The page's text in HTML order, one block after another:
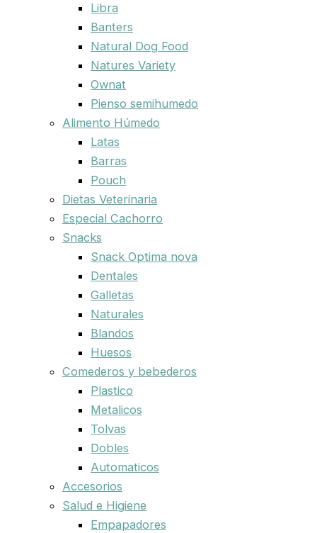
Libra
Banters
Natural Dog Food
Natures Variety
Ownat
Pienso semihumedo
Alimento Húmedo
Latas
Barras
Pouch
Dietas Veterinaria
Especial Cachorro
Snacks
Snack Optima nova
Dentales
Galletas
Naturales
Blandos
Huesos
Comederos y bebederos
Plastico
Metalicos
Tolvas
Dobles
Automaticos
Accesorios
Salud e Higiene
Empapadores